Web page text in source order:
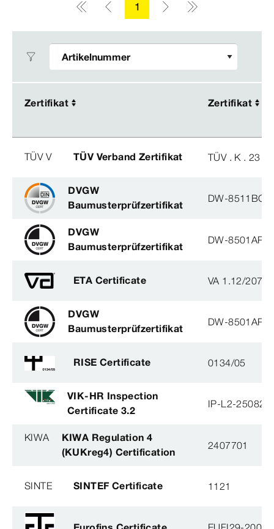
1
Zertifikat Zertifikat
Zertifikat Zertifikat
TÜV V TÜV Verband Zertifikat TÜV . K . 23 -
DVGW
Baumusterprüfzertifikat
DW-
DVGW
Baumusterprüfzertifikat
DW-
ETA Certificate VA 1.12/20786
DVGW
Baumusterprüfzertifikat
DW-
RISE Certificate 0134/05
VIK-HR Inspection
Certificate 3.2
IP-L2-250825
KIWA
KIWA Regulation 4
(KUKreg4) Certification
2407701
SINTE SINTEF Certificate 1121